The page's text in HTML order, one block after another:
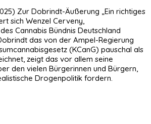
Zur Dobrindt-Äußerung „Ein richtiges
sich Wenzel Cerveny,
Cannabis Bündnis Deutschland
das von der Ampel-Regierung
(KCanG) pauschal als
zeigt das vor allem seine
den vielen Bürgerinnen und Bürgern,
Drogenpolitik fordern.